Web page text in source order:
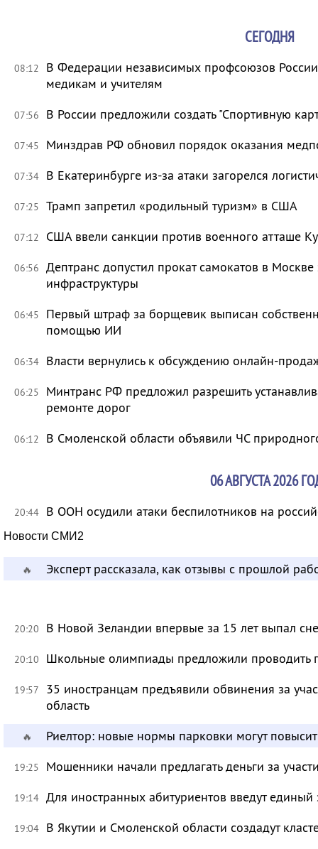
СЕГОДНЯ
08:12
В Федерации независимых профсоюзов
медикам и учителям
07:56 В России предложили создать "Спортивную
07:45 Минздрав РФ обновил порядок оказания
07:34 В Екатеринбурге из-за атаки загорелся
07:25 Трамп запретил «родильный туризм» в США
07:12 США ввели санкции против военного атташе
06:56 Дептранс допустил прокат самокатов в
инфраструктуры
06:45
Первый штраф за борщевик выписан
помощью ИИ
06:34 Власти вернулись к обсуждению онлайн-
06:25
Минтранс РФ предложил разрешить
ремонте дорог
06:12 В Смоленской области объявили ЧС
06 АВГУСТА 2026
20:44 В ООН осудили атаки беспилотников на
Новости СМИ2
🔥 Эксперт рассказала, как отзывы с прошлой
20:20 В Новой Зеландии впервые за 15 лет выпал
20:10 Школьные олимпиады предложили проводить
19:57
35 иностранцам предъявили обвинения за
область
🔥 Риелтор: новые нормы парковки могут
19:25 Мошенники начали предлагать деньги за
19:14 Для иностранных абитуриентов введут
19:04 В Якутии и Смоленской области создадут